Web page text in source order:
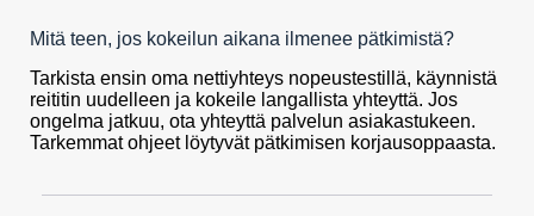
Mitä teen, jos kokeilun aikana ilmenee pätkimistä?
Tarkista ensin oma nettiyhteys nopeustestillä, käynnistä
reititin uudelleen ja kokeile langallista yhteyttä. Jos
ongelma jatkuu, ota yhteyttä palvelun asiakastukeen.
Tarkemmat ohjeet löytyvät pätkimisen korjausoppaasta.